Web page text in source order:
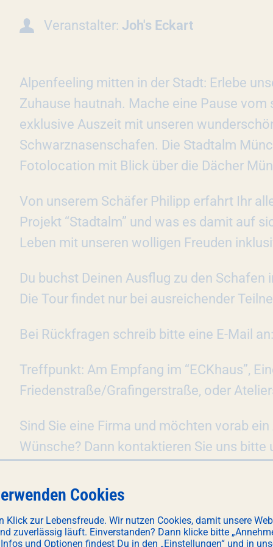
Veranstalter: Joh's Eckart
Alpenfeeling mitten in der Stadt: Erlebe
Zuhause hautnah. Mache eine Pause
exklusive Auszeit mit unseren
Schwarznasenschafen. Die Stadtalm
Fotolocation mit Blick über die Dächer
Von unserem Schäfer Philipp erfahrt Ihr
Projekt “Stadtalm” und was es damit auf
Leben mit unseren wolligen Freuden
Du buchst Deinen Ausflug zu den Schafen
Die Tour findet nur bei ausreichender
Bei Rückfragen schreib bitte eine E-Mail
Treffpunkt: Am Empfang im “ECKhaus”,
Friedenstraße/Grafingerstraße, oder
Sind Sie eine Firma und möchten vorab
Wünsche? Dann kontaktieren Sie uns
WEITERE TERMINE
Cookies
Klick zur Lebensfreude. Wir nutzen Cookies, damit unsere
zuverlässig läuft. Einverstanden? Dann klicke bitte
und Optionen findest Du in den „Einstellungen“ und in